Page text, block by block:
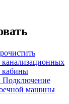
канализационных
кабины
Подключение
машины